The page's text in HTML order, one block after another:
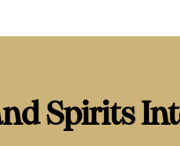
Spirits